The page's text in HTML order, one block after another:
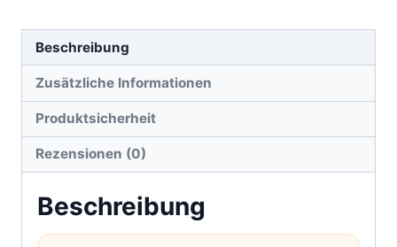
Beschreibung
Zusätzliche Informationen
Produktsicherheit
Rezensionen (0)
Beschreibung